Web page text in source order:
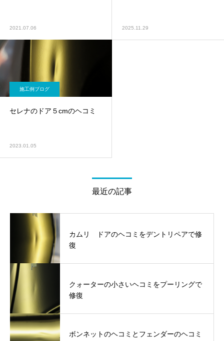
2021.07.06 2025.11.29
施工例ブログ
セレナのドア５cmのヘコミ
2023.01.05
最近の記事
カムリ ドアのヘコミをデントリペアで修
復
クォーターの小さいヘコミをプーリングで
修復
ボンネットのヘコミとフェンダーのヘコミ